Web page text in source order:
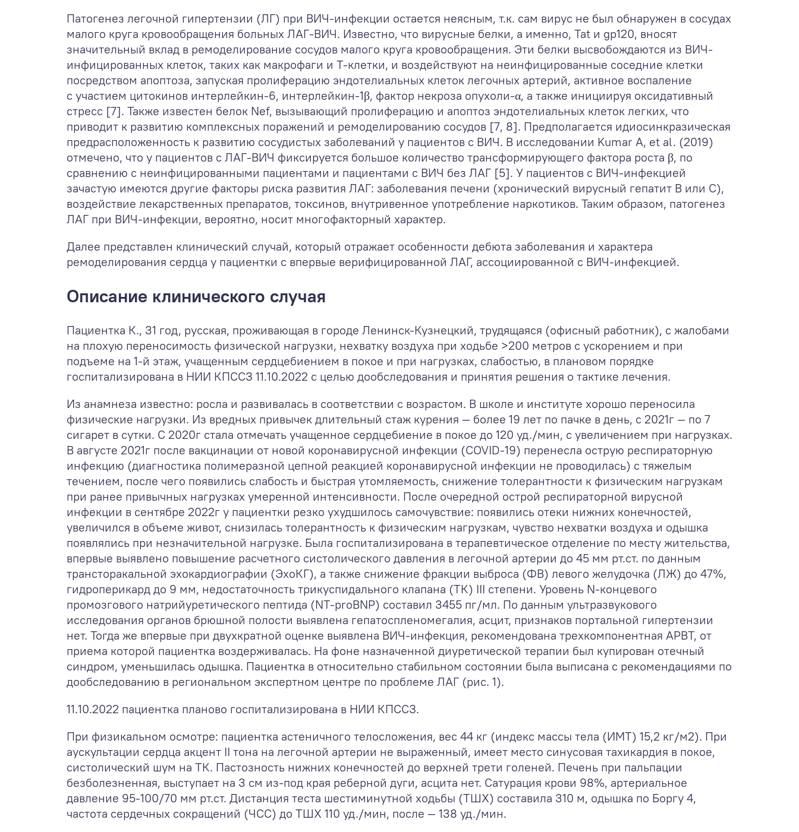
Патогенез легочной гипертензии (ЛГ) при ВИЧ-инфекции остается неясным, т.к. сам вирус не был обнаружен в сосудах
малого круга кровообращения больных ЛАГ-ВИЧ. Известно, что вирусные белки, а именно, Tat и gp120, вносят
значительный вклад в ремоделирование сосудов малого круга кровообращения. Эти белки высвобождаются из ВИЧ-
инфицированных клеток, таких как макрофаги и Т-клетки, и воздействуют на неинфицированные соседние клетки
посредством апоптоза, запуская пролиферацию эндотелиальных клеток легочных артерий, активное воспаление
с участием цитокинов интерлейкин-6, интерлейкин-1β, фактор некроза опухоли-α, а также инициируя оксидативный
стресс [7]. Также известен белок Nef, вызывающий пролиферацию и апоптоз эндотелиальных клеток легких, что
приводит к развитию комплексных поражений и ремоделированию сосудов [7, 8]. Предполагается идиосинкразическая
предрасположенность к развитию сосудистых заболеваний у пациентов с ВИЧ. В исследовании Kumar A, et al. (2019)
отмечено, что у пациентов с ЛАГ-ВИЧ фиксируется большое количество трансформирующего фактора роста β, по
сравнению с неинфицированными пациентами и пациентами с ВИЧ без ЛАГ [5]. У пациентов с ВИЧ-инфекцией
зачастую имеются другие факторы риска развития ЛАГ: заболевания печени (хронический вирусный гепатит В или С),
воздействие лекарственных препаратов, токсинов, внутривенное употребление наркотиков. Таким образом, патогенез
ЛАГ при ВИЧ-инфекции, вероятно, носит многофакторный характер.
Далее представлен клинический случай, который отражает особенности дебюта заболевания и характера
ремоделирования сердца у пациентки с впервые верифицированной ЛАГ, ассоциированной с ВИЧ-инфекцией.
Описание клинического случая
Пациентка К., 31 год, русская, проживающая в городе Ленинск-Кузнецкий, трудящаяся (офисный работник), с жалобами
на плохую переносимость физической нагрузки, нехватку воздуха при ходьбе >200 метров с ускорением и при
подъеме на 1-й этаж, учащенным сердцебиением в покое и при нагрузках, слабостью, в плановом порядке
госпитализирована в НИИ КПССЗ 11.10.2022 с целью дообследования и принятия решения о тактике лечения.
Из анамнеза известно: росла и развивалась в соответствии с возрастом. В школе и институте хорошо переносила
физические нагрузки. Из вредных привычек длительный стаж курения — более 19 лет по пачке в день, с 2021г — по 7
сигарет в сутки. С 2020г стала отмечать учащенное сердцебиение в покое до 120 уд./мин, с увеличением при нагрузках.
В августе 2021г после вакцинации от новой коронавирусной инфекции (COVID-19) перенесла острую респираторную
инфекцию (диагностика полимеразной цепной реакцией коронавирусной инфекции не проводилась) с тяжелым
течением, после чего появились слабость и быстрая утомляемость, снижение толерантности к физическим нагрузкам
при ранее привычных нагрузках умеренной интенсивности. После очередной острой респираторной вирусной
инфекции в сентябре 2022г у пациентки резко ухудшилось самочувствие: появились отеки нижних конечностей,
увеличился в объеме живот, снизилась толерантность к физическим нагрузкам, чувство нехватки воздуха и одышка
появлялись при незначительной нагрузке. Была госпитализирована в терапевтическое отделение по месту жительства,
впервые выявлено повышение расчетного систолического давления в легочной артерии до 45 мм рт.ст. по данным
трансторакальной эхокардиографии (ЭхоКГ), а также снижение фракции выброса (ФВ) левого желудочка (ЛЖ) до 47%,
гидроперикард до 9 мм, недостаточность трикуспидального клапана (ТК) III степени. Уровень N-концевого
промозгового натрийуретического пептида (NT-proBNP) составил 3455 пг/мл. По данным ультразвукового
исследования органов брюшной полости выявлена гепатоспленомегалия, асцит, признаков портальной гипертензии
нет. Тогда же впервые при двухкратной оценке выявлена ВИЧ-инфекция, рекомендована трехкомпонентная АРВТ, от
приема которой пациентка воздерживалась. На фоне назначенной диуретической терапии был купирован отечный
синдром, уменьшилась одышка. Пациентка в относительно стабильном состоянии была выписана с рекомендациями по
дообследованию в региональном экспертном центре по проблеме ЛАГ (рис. 1).
11.10.2022 пациентка планово госпитализирована в НИИ КПССЗ.
При физикальном осмотре: пациентка астеничного телосложения, вес 44 кг (индекс массы тела (ИМТ) 15,2 кг/м2). При
аускультации сердца акцент II тона на легочной артерии не выраженный, имеет место синусовая тахикардия в покое,
систолический шум на ТК. Пастозность нижних конечностей до верхней трети голеней. Печень при пальпации
безболезненная, выступает на 3 см из-под края реберной дуги, асцита нет. Сатурация крови 98%, артериальное
давление 95-100/70 мм рт.ст. Дистанция теста шестиминутной ходьбы (ТШХ) составила 310 м, одышка по Боргу 4,
частота сердечных сокращений (ЧСС) до ТШХ 110 уд./мин, после — 138 уд./мин.